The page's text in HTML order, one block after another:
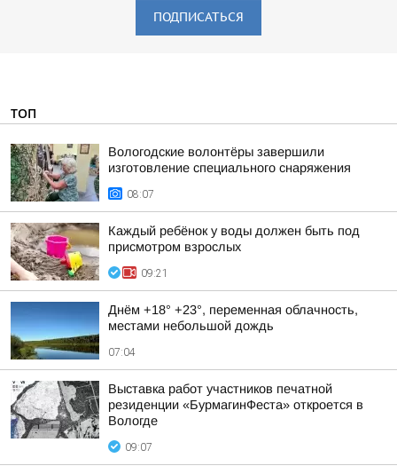
ПОДПИСАТЬСЯ
ТОП
Вологодские волонтёры завершили
изготовление специального снаряжения
08:07
Каждый ребёнок у воды должен быть под
присмотром взрослых
09:21
Днём +18° +23°, переменная облачность,
местами небольшой дождь
07:04
Выставка работ участников печатной
резиденции «БурмагинФеста» откроется в
Вологде
09:07